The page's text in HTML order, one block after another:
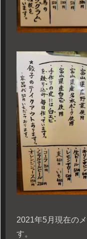
2021年5月現在の
す。